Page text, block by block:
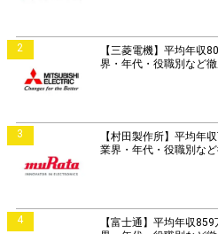
2
【三菱電機】平均年収
界・年代・役職別など徹
3
【村田製作所】平均年
業界・年代・役職別など
4
【富士通】平均年収